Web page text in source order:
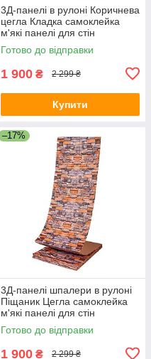
3Д-панелі в рулоні Коричнева
цегла Кладка самоклейка
м'які панелі для стін
700мм*20м*3мм R179-3-20
SW-00001469
Готово до відправки
1 900 ₴ 2 299 ₴
Купити
–17%
3Д-панелі шпалери в рулоні
Піщаник Цегла самоклейка
м'які панелі для стін
700мм*20м*3мм R045-3-20
SW-00001735
Готово до відправки
1 900 ₴ 2 299 ₴